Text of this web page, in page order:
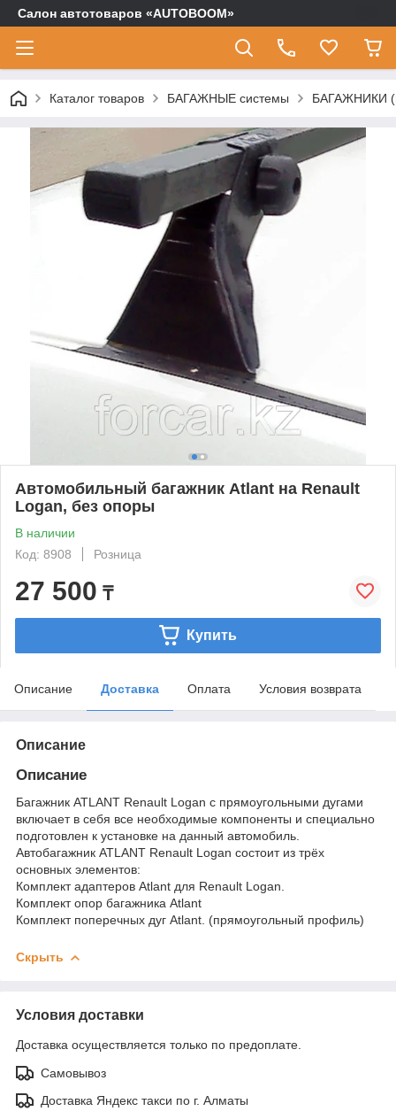
Салон автотоваров «AUTOBOOM»
Каталог товаров БАГАЖНЫЕ системы БАГАЖНИКИ
Автомобильный багажник Atlant на Renault
Logan, без опоры
В наличии
Код: 8908
Розница
27 500 ₸
Купить
Описание Доставка Оплата Условия возврата
Описание
Описание
Багажник ATLANT Renault Logan с прямоугольными дугами
включает в себя все необходимые компоненты и специально
подготовлен к установке на данный автомобиль.
Автобагажник ATLANT Renault Logan состоит из трёх
основных элементов:
Комплект адаптеров Atlant для Renault Logan.
Комплект опор багажника Atlant
Комплект поперечных дуг Atlant. (прямоугольный профиль)
Скрыть
Условия доставки
Доставка осуществляется только по предоплате.
Самовывоз
Доставка Яндекс такси по г. Алматы